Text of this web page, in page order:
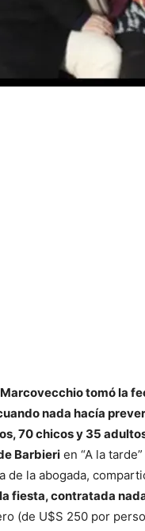
tomó la
nada hacía
70 chicos y 35
Barbieri en “A la
de la abogada,
fiesta, contratada
(de U$S 250 por